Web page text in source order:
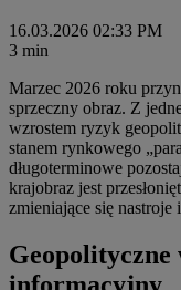
16.03.2026 02:33 PM
3 min
Marzec 2026 roku
sprzeczny obraz. Z
wzrostem ryzyk
stanem rynkowego
długoterminowe
krajobraz jest
zmieniające się nastroje
Geopolityczne